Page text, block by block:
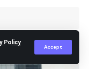
Policy
Accept